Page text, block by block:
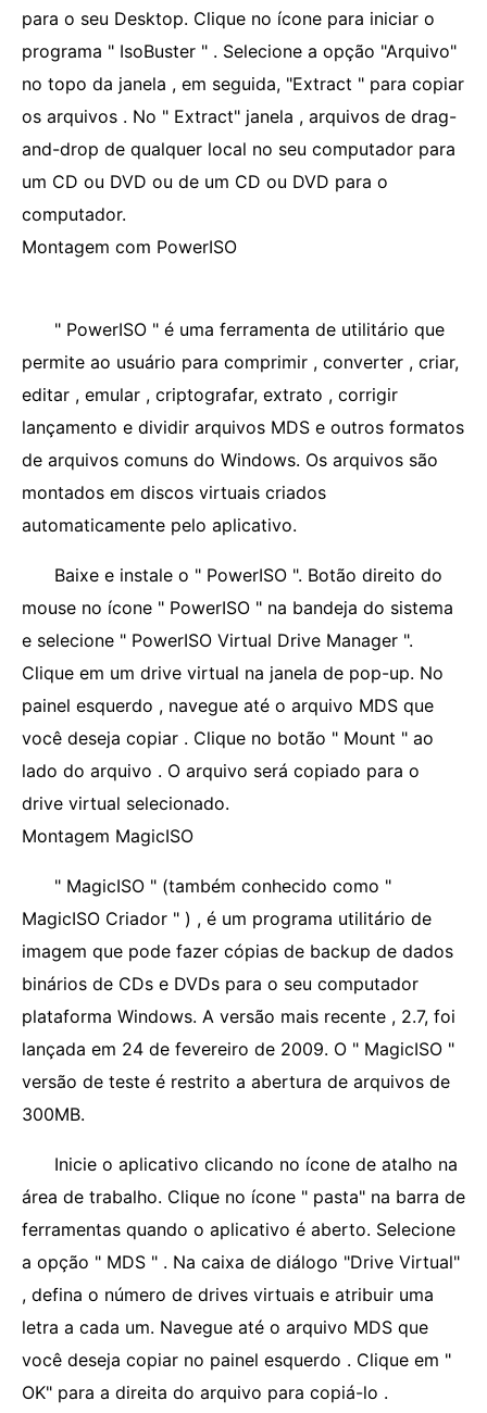
para o seu Desktop. Clique no ícone para iniciar o
programa " IsoBuster " . Selecione a opção "Arquivo"
no topo da janela , em seguida, "Extract " para copiar
os arquivos . No " Extract" janela , arquivos de drag-
and-drop de qualquer local no seu computador para
um CD ou DVD ou de um CD ou DVD para o
computador.
Montagem com PowerISO
" PowerISO " é uma ferramenta de utilitário que
permite ao usuário para comprimir , converter , criar,
editar , emular , criptografar, extrato , corrigir
lançamento e dividir arquivos MDS e outros formatos
de arquivos comuns do Windows. Os arquivos são
montados em discos virtuais criados
automaticamente pelo aplicativo.
Baixe e instale o " PowerISO ". Botão direito do
mouse no ícone " PowerISO " na bandeja do sistema
e selecione " PowerISO Virtual Drive Manager ".
Clique em um drive virtual na janela de pop-up. No
painel esquerdo , navegue até o arquivo MDS que
você deseja copiar . Clique no botão " Mount " ao
lado do arquivo . O arquivo será copiado para o
drive virtual selecionado.
Montagem MagicISO
" MagicISO " (também conhecido como "
MagicISO Criador " ) , é um programa utilitário de
imagem que pode fazer cópias de backup de dados
binários de CDs e DVDs para o seu computador
plataforma Windows. A versão mais recente , 2.7, foi
lançada em 24 de fevereiro de 2009. O " MagicISO "
versão de teste é restrito a abertura de arquivos de
300MB.
Inicie o aplicativo clicando no ícone de atalho na
área de trabalho. Clique no ícone " pasta" na barra de
ferramentas quando o aplicativo é aberto. Selecione
a opção " MDS " . Na caixa de diálogo "Drive Virtual"
, defina o número de drives virtuais e atribuir uma
letra a cada um. Navegue até o arquivo MDS que
você deseja copiar no painel esquerdo . Clique em "
OK" para a direita do arquivo para copiá-lo .